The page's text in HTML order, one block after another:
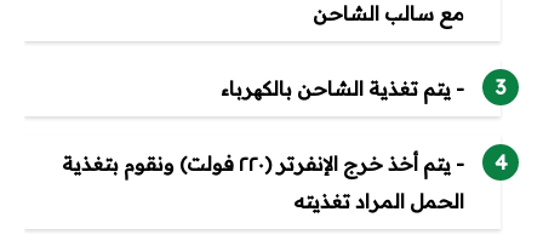
مع سالب الشاحن
- يتم تغذية الشاحن بالكھرباء
- يتم أخذ خرج الإنفرتر (٢٢٠ فولت) ونقوم بتغذية
الحمل المراد تغذيته